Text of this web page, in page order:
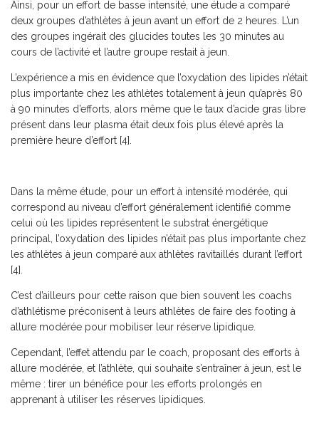
Ainsi, pour un effort de basse intensité, une étude a comparé
deux groupes d’athlètes à jeun avant un effort de 2 heures. L’un
des groupes ingérait des glucides toutes les 30 minutes au
cours de l’activité et l’autre groupe restait à jeun.
L’expérience a mis en évidence que l’oxydation des lipides n’était
plus importante chez les athlètes totalement à jeun qu’après 80
à 90 minutes d’efforts, alors même que le taux d’acide gras libre
présent dans leur plasma était deux fois plus élevé après la
première heure d’effort [4].
Dans la même étude, pour un effort à intensité modérée, qui
correspond au niveau d’effort généralement identifié comme
celui où les lipides représentent le substrat énergétique
principal, l’oxydation des lipides n’était pas plus importante chez
les athlètes à jeun comparé aux athlètes ravitaillés durant l’effort
[4].
C’est d’ailleurs pour cette raison que bien souvent les coachs
d’athlétisme préconisent à leurs athlètes de faire des footing à
allure modérée pour mobiliser leur réserve lipidique.
Cependant, l’effet attendu par le coach, proposant des efforts à
allure modérée, et l’athlète, qui souhaite s’entraîner à jeun, est le
même : tirer un bénéfice pour les efforts prolongés en
apprenant à utiliser les réserves lipidiques.